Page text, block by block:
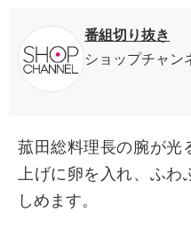
×
番組切り抜き
ショップチャン
菰田総料理長の腕が光
上げに卵を入れ、ふわ
しめます。